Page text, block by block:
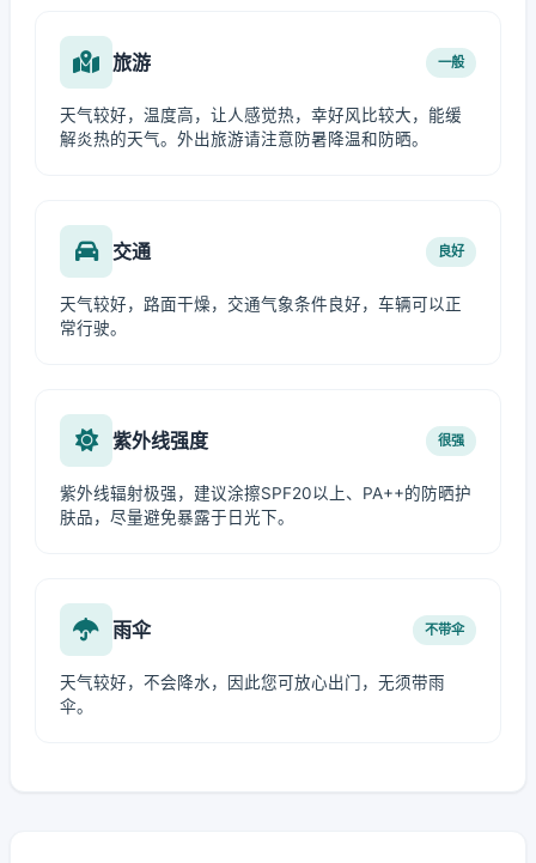
旅游 一般
天气较好，温度高，让人感觉热，幸好风比较大，能缓
解炎热的天气。外出旅游请注意防暑降温和防晒。
交通 良好
天气较好，路面干燥，交通气象条件良好，车辆可以正
常行驶。
紫外线强度 很强
紫外线辐射极强，建议涂擦SPF20以上、PA++的防晒护
肤品，尽量避免暴露于日光下。
雨伞 不带伞
天气较好，不会降水，因此您可放心出门，无须带雨
伞。